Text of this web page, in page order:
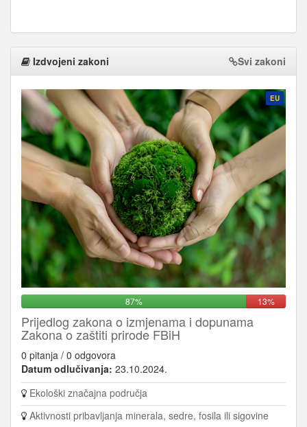
Izdvojeni zakoni Svi zakoni
EU
87% 13%
Prijedlog zakona o izmjenama i dopunama
Zakona o zaštiti prirode FBiH
0 pitanja / 0 odgovora
Datum odlučivanja: 23.10.2024.
Ekološki značajna područja
Aktivnosti pribavljanja minerala, sedre, fosila ili sigovine